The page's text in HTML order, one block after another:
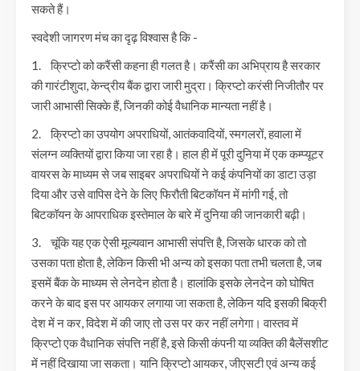
सकते हैं।
स्वदेशी जागरण मंच का दृढ़ विश्वास है कि -
1. क्रिप्टो को करैंसी कहना ही गलत है। करैंसी का अभिप्राय है सरकार
की गारंटीशुदा, केन्द्रीय बैंक द्वारा जारी मुद्रा। क्रिप्टो करंसी निजीतौर पर
जारी आभासी सिक्के हैं, जिनकी कोई वैधानिक मान्यता नहीं है।
2. क्रिप्टो का उपयोग अपराधियों, आतंकवादियों, स्मगलरों, हवाला में
संलग्न व्यक्तियों द्वारा किया जा रहा है। हाल ही में पूरी दुनिया में एक कम्प्यूटर
वायरस के माध्यम से जब साइबर अपराधियों ने कई कंपनियों का डाटा उड़ा
दिया और उसे वापिस देने के लिए फिरौती बिटकॉयन में मांगी गई, तो
बिटकॉयन के आपराधिक इस्तेमाल के बारे में दुनिया की जानकारी बढ़ी।
3. चूंकि यह एक ऐसी मूल्यवान आभासी संपत्ति है, जिसके धारक को तो
उसका पता होता है, लेकिन किसी भी अन्य को इसका पता तभी चलता है, जब
इसमें बैंक के माध्यम से लेनदेन होता है। हालांकि इसके लेनदेन को घोषित
करने के बाद इस पर आयकर लगाया जा सकता है, लेकिन यदि इसकी बिक्री
देश में न कर, विदेश में की जाए तो उस पर कर नहीं लगेगा। वास्तव में
क्रिप्टो एक वैधानिक संपत्ति नहीं है, इसे किसी कंपनी या व्यक्ति की बैलेंसशीट
में नहीं दिखाया जा सकता। यानि क्रिप्टो आयकर, जीएसटी एवं अन्य कई